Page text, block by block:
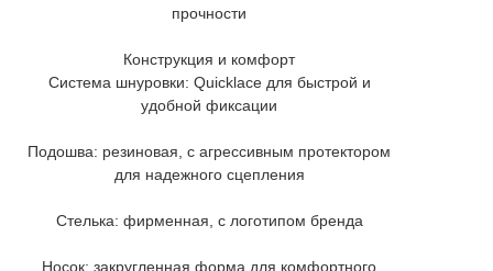
прочности
Конструкция и комфорт
Система шнуровки: Quicklace для быстрой и
удобной фиксации
Подошва: резиновая, с агрессивным протектором
для надежного сцепления
Стелька: фирменная, с логотипом бренда
Носок: закругленная форма для комфортного